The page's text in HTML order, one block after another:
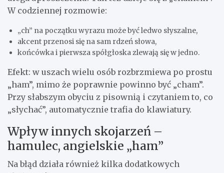
W codziennej rozmowie:
„ch” na początku wyrazu może być ledwo słyszalne,
akcent przenosi się na sam rdzeń słowa,
końcówka i pierwsza spółgłoska zlewają się w jedno.
Efekt: w uszach wielu osób rozbrzmiewa po prostu
„ham”, mimo że poprawnie powinno być „cham”.
Przy słabszym obyciu z pisownią i czytaniem to, co
„słychać”, automatycznie trafia do klawiatury.
Wpływ innych skojarzeń –
hamulec, angielskie „ham”
Na błąd działa również kilka dodatkowych